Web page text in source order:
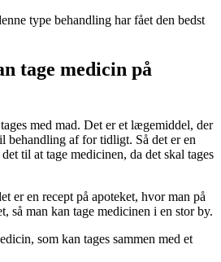
type behandling har fået den bedst
tage medicin på
med mad. Det er et lægemiddel, der
behandling af for tidligt. Så det er en
til at tage medicinen, da det skal tages
er en recept på apoteket, hvor man på
så man kan tage medicinen i en stor by.
som kan tages sammen med et